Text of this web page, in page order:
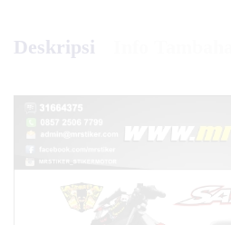
Deskripsi